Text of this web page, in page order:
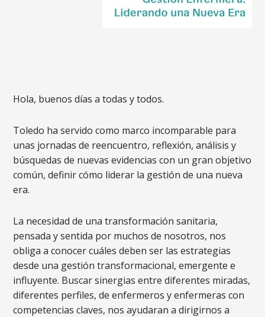
Hola, buenos días a todas y todos.
Toledo ha servido como marco incomparable para
unas jornadas de reencuentro, reflexión, análisis y
búsquedas de nuevas evidencias con un gran objetivo
común, definir cómo liderar la gestión de una nueva
era.
La necesidad de una transformación sanitaria,
pensada y sentida por muchos de nosotros, nos
obliga a conocer cuáles deben ser las estrategias
desde una gestión transformacional, emergente e
influyente. Buscar sinergias entre diferentes miradas,
diferentes perfiles, de enfermeros y enfermeras con
competencias claves, nos ayudaran a dirigirnos a